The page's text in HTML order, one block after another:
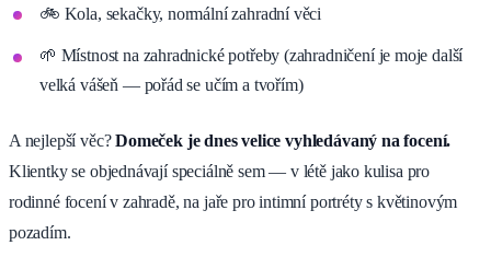
🚲 Kola, sekačky, normální zahradní věci
🌱 Místnost na zahradnické potřeby (zahradničení je moje další
velká vášeň — pořád se učím a tvořím)
A nejlepší věc?Domeček je dnes velice vyhledávaný na focení.
Klientky se objednávají speciálně sem — v létě jako kulisa pro
rodinné focení v zahradě, na jaře pro intimní portréty s květinovým
pozadím.